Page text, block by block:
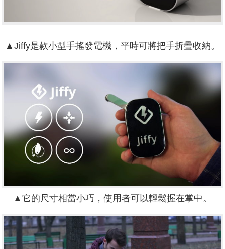
▲Jiffy是款小型手搖發電機，平時可將把手折疊收納。
▲它的尺寸相當小巧，使用者可以輕鬆握在掌中。